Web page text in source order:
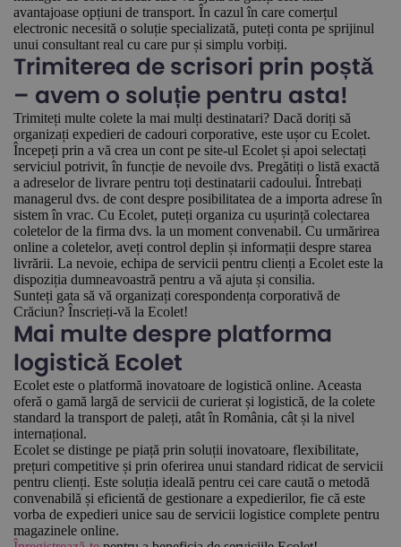
avantajoase opțiuni de transport. În cazul în care comerțul
electronic necesită o soluție specializată, puteți conta pe sprijinul
unui consultant real cu care pur și simplu vorbiți.
Trimiterea de scrisori prin poștă
– avem o soluție pentru asta!
Trimiteți multe colete la mai mulți destinatari? Dacă doriți să
organizați expedieri de cadouri corporative, este ușor cu Ecolet.
Începeți prin a vă crea un cont pe site-ul Ecolet și apoi selectați
serviciul potrivit, în funcție de nevoile dvs. Pregătiți o listă exactă
a adreselor de livrare pentru toți destinatarii cadoului. Întrebați
managerul dvs. de cont despre posibilitatea de a importa adrese în
sistem în vrac. Cu Ecolet, puteți organiza cu ușurință colectarea
coletelor de la firma dvs. la un moment convenabil. Cu urmărirea
online a coletelor, aveți control deplin și informații despre starea
livrării. La nevoie, echipa de servicii pentru clienți a Ecolet este la
dispoziția dumneavoastră pentru a vă ajuta și consilia.
Sunteți gata să vă organizați corespondența corporativă de
Crăciun? Înscrieți-vă la Ecolet!
Mai multe despre platforma
logistică Ecolet
Ecolet este o platformă inovatoare de logistică online. Aceasta
oferă o gamă largă de servicii de curierat și logistică, de la colete
standard la transport de paleți, atât în România, cât și la nivel
internațional.
Ecolet se distinge pe piață prin soluții inovatoare, flexibilitate,
prețuri competitive și prin oferirea unui standard ridicat de servicii
pentru clienți. Este soluția ideală pentru cei care caută o metodă
convenabilă și eficientă de gestionare a expedierilor, fie că este
vorba de expedieri unice sau de servicii logistice complete pentru
magazinele online.